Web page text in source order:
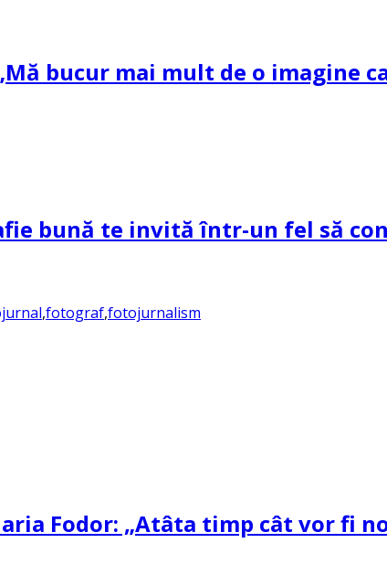
bucur mai mult de o imagine
bună te invită într-un fel să
,fotograf,fotojurnalism
Fodor: „Atâta timp cât vor fi